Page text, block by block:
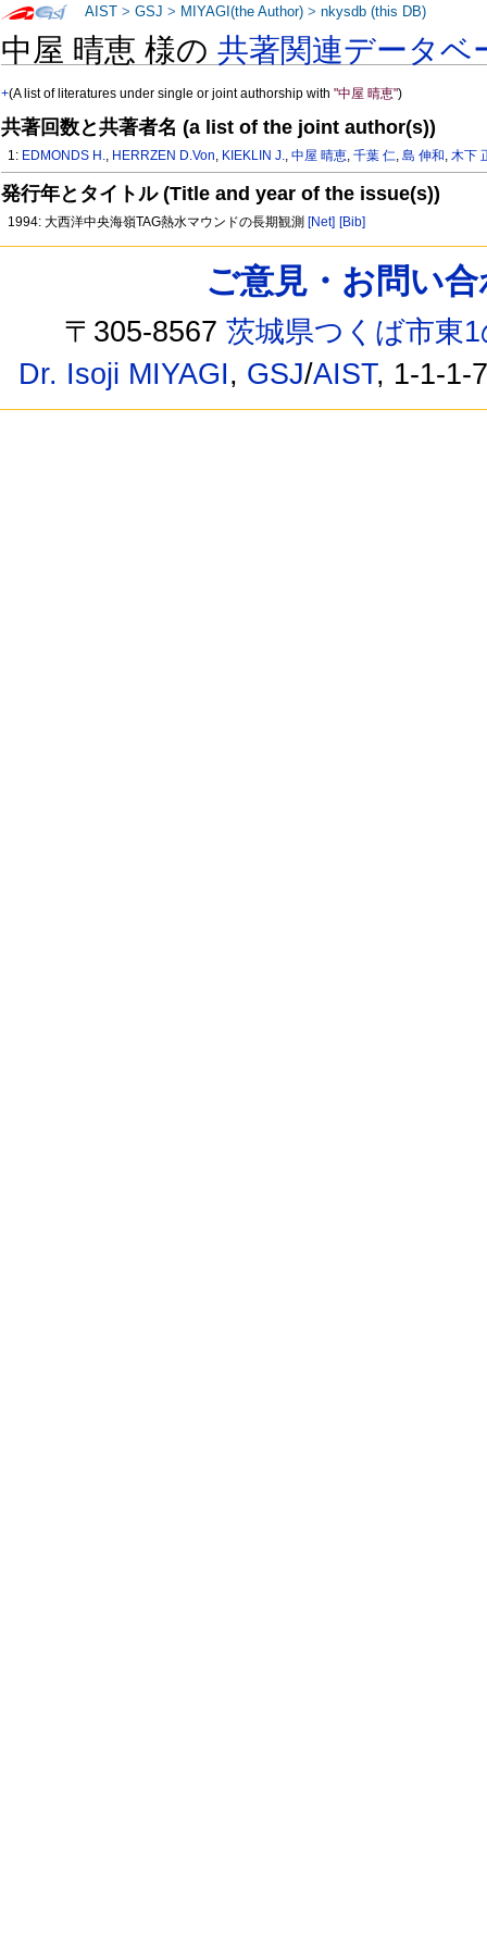
中屋 晴恵 様の共著関連データベ
+(A list of literatures under single or joint authorship with"中屋 晴恵")
共著回数と共著者名 (a list of the joint author(s))
1: EDMONDS H., HERRZEN D.Von, KIEKLIN J.,中屋 晴恵,千葉 仁,島 伸和,木下
発行年とタイトル (Title and year of the issue(s))
1994: 大西洋中央海嶺TAG熱水マウンドの長期観測 [Net] [Bib]
AIST >GSJ > MIYAGI(the Author) >nkysdb (this DB)
ご意見・お問い
〒305-8567茨城県つくば市東
Dr. Isoji MIYAGI, GSJ/AIST, 1-1-1-